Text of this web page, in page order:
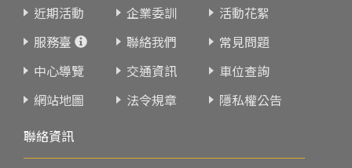
近期活動 企業委訓
活動花絮
服務臺
聯絡我們
常見問題
中心導覽
交通資訊
車位查詢
網站地圖
法令規章
隱私權公告
聯絡資訊